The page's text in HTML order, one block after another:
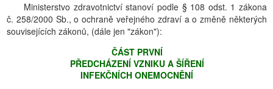
Ministerstvo zdravotnictví stanoví podle § 108 odst. 1 zákona
č. 258/2000 Sb., o ochraně veřejného zdraví a o změně některých
souvisejících zákonů, (dále jen "zákon"):
ČÁST PRVNĺ
PŘEDCHÁZENĺ VZNIKU A ŠĺŘENĺ
INFEKČNĺCH ONEMOCNĚNĺ